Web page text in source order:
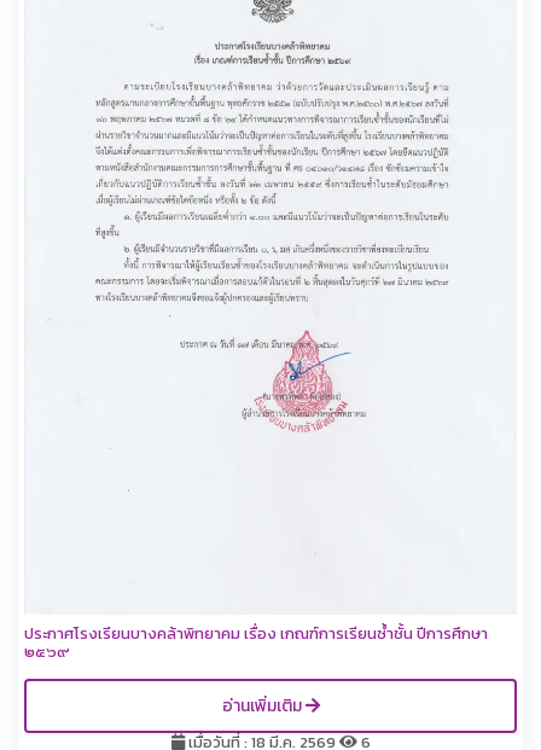
ประกาศโรงเรียนบางคล้าพิทยาคม เรื่อง เกณฑ์การเรียนซ้ำชั้น ปีการศึกษา
๒๕๖๙
อ่านเพิ่มเติม
เมื่อวันที่ : 18 มี.ค. 2569 6